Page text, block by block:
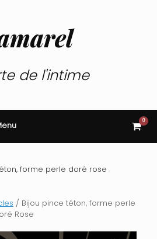
de l'intime
View
cart
0
forme perle doré rose
/ Bijou pince téton, forme perle
Rose